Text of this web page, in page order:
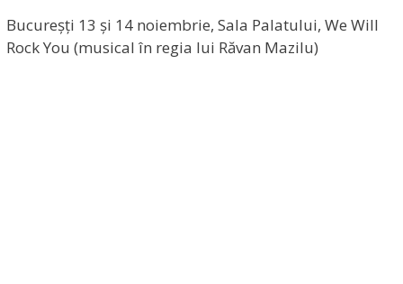
Bucureșți 13 și 14 noiembrie, Sala Palatului, We Will
Rock You (musical în regia lui Răvan Mazilu)